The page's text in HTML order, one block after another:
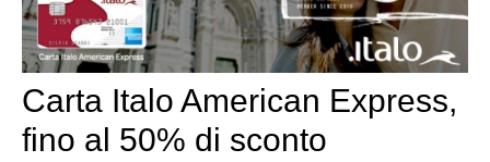
Carta Italo American Express,
fino al 50% di sconto